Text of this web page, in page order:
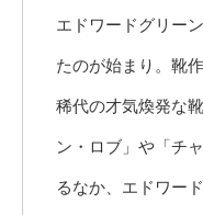
エドワードグリー
たのが始まり。靴
稀代の才気煥発な
ン・ロブ」や「チ
るなか、エドワー